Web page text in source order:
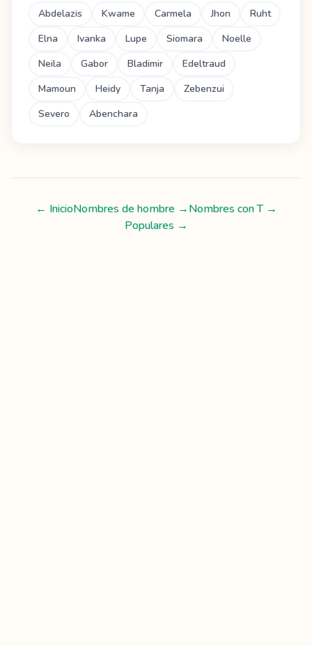
Abdelazis Kwame Carmela Jhon
Ruht
Elna
Ivanka Lupe Siomara
Noelle
Neila
Gabor Bladimir
Edeltraud
Mamoun
Heidy Tanja
Zebenzui
Severo
Abenchara
← InicioNombres de hombre →Nombres conT→
Populares →